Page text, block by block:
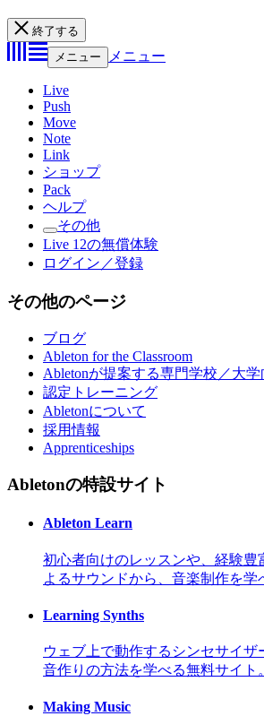
終了する
メニュー
メニュー
Live
Push
Move
Note
Link
ショップ
Pack
ヘルプ
その他
Live 12の無償体験
ログイン／登録
その他のページ
ブログ
Ableton for the Classroom
Abletonが提案する専門学校／大
認定トレーニング
Abletonについて
採用情報
Apprenticeships
Abletonの特設サイト
Ableton Learn
初心者向けのレッスンや、経験豊
よるサウンドから、音楽制作を学
Learning Synths
ウェブ上で動作するシンセサイザ
音作りの方法を学べる無料サイト。
Making Music